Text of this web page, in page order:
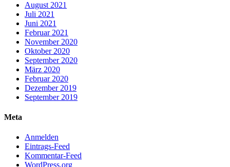
August 2021
Juli 2021
Juni 2021
Februar 2021
November 2020
Oktober 2020
September 2020
März 2020
Februar 2020
Dezember 2019
September 2019
Meta
Anmelden
Eintrags-Feed
Kommentar-Feed
WordPress.org